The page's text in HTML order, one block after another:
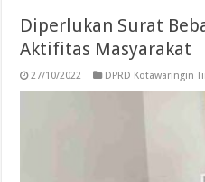
Diperlukan Surat
Aktifitas Masyarakat
27/10/2022 DPRD Kotawaringin